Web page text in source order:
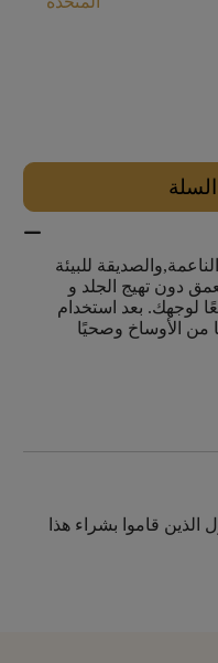
للبيئة
دون تهيج الجلد و
لوجهك. بعد استخدام
من الأوساخ وصحيًا
قاموا بشراء هذا